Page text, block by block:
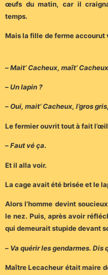
œufs du matin, car il
temps.
Mais la fille de ferme accourut
–Mait’ Cacheux, maît’
–Un lapin ?
–Oui, mait’ Cacheux, l’gros
Le fermier ouvrit tout à fait
–Faut vé ça.
Et il alla voir.
La cage avait été brisée et le
Alors l’homme devint
le nez. Puis, après avoir
qui demeurait stupide devant
– Va quérir les gendarmes. Dis
Maître Lecacheur était maire